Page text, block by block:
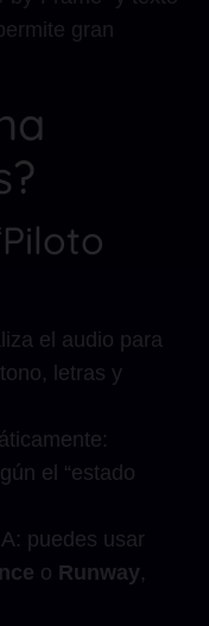
gran
el audio para
letras y
el “estado
puedes usar
o Runway,